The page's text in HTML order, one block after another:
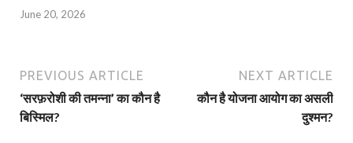
June 20, 2026
PREVIOUS ARTICLE
‘सरफ़रोशी की तमन्‍ना’ का कौन है
बिस्मिल?
NEXT ARTICLE
कौन है योजना आयोग का असली
दुश्‍मन?